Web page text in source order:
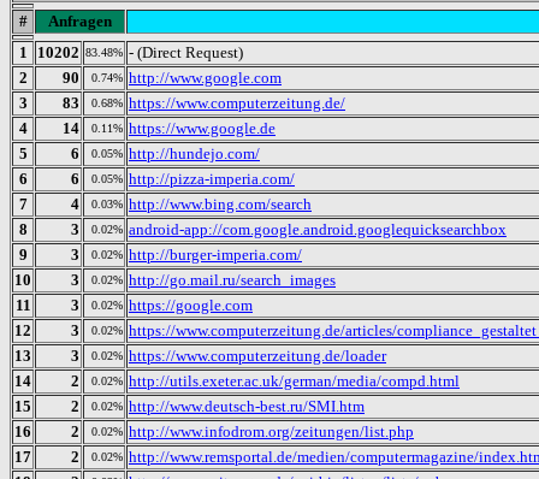
#
Anfragen
1
10202 83.48% - (Direct Request)
2
90 0.74% http://www.google.com
3
83 0.68% https://www.computerzeitung.de/
4
14 0.11% https://www.google.de
5
6 0.05% http://hundejo.com/
6
6 0.05% http://pizza-imperia.com/
7
4 0.03% http://www.bing.com/search
8
3 0.02% android-app://com.google.android.googlequicksearchbox
9
3 0.02% http://burger-imperia.com/
10
3 0.02% http://go.mail.ru/search_images
11
3 0.02% https://google.com
12
3 0.02% https://www.computerzeitung.de/articles/
13
3 0.02% https://www.computerzeitung.de/loader
14
2 0.02% http://utils.exeter.ac.uk/german/media/compd.html
15
2 0.02% http://www.deutsch-best.ru/SMI.htm
16
2 0.02% http://www.infodrom.org/zeitungen/list.php
17
2 0.02% http://www.remsportal.de/medien/computermagazine/